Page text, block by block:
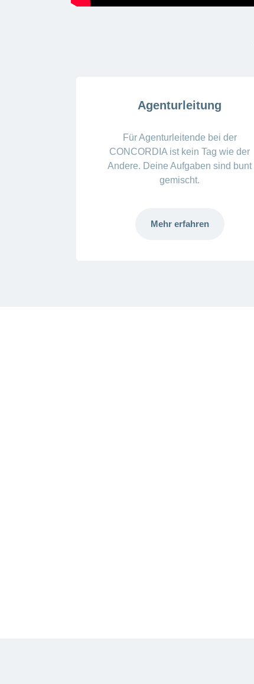
Agenturleitung
Für Agenturleitende bei der
CONCORDIA ist kein Tag wie der
Andere. Deine Aufgaben sind bunt
gemischt.
Mehr erfahren